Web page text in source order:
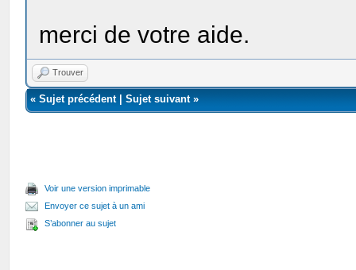
merci de votre aide.
Trouver
«Sujet précédent|Sujet suivant»
Voir une version imprimable
Envoyer ce sujet à un ami
S’abonner au sujet